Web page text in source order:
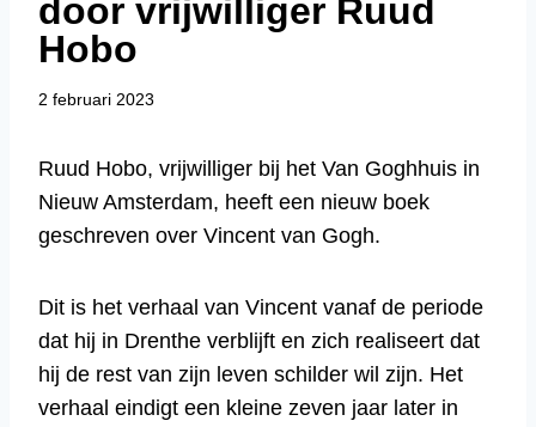
door vrijwilliger Ruud
Hobo
2 februari 2023
Ruud Hobo, vrijwilliger bij het Van Goghhuis in
Nieuw Amsterdam, heeft een nieuw boek
geschreven over Vincent van Gogh.
Dit is het verhaal van Vincent vanaf de periode
dat hij in Drenthe verblijft en zich realiseert dat
hij de rest van zijn leven schilder wil zijn. Het
verhaal eindigt een kleine zeven jaar later in